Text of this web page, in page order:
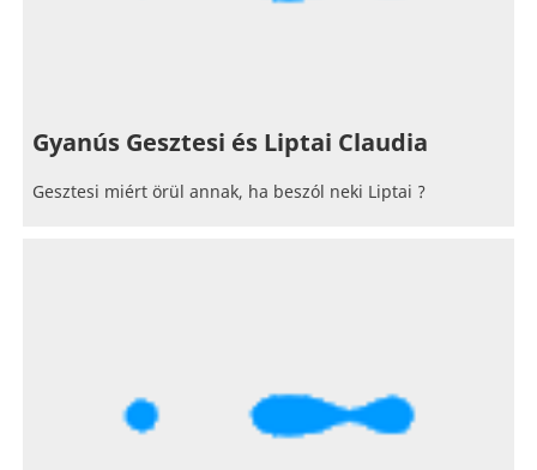
Gyanús Gesztesi és Liptai Claudia
Gesztesi miért örül annak, ha beszól neki Liptai ?